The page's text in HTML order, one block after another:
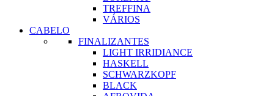
TREFFINA
VÁRIOS
CABELO
FINALIZANTES
LIGHT IRRIDIANCE
HASKELL
SCHWARZKOPF
BLACK